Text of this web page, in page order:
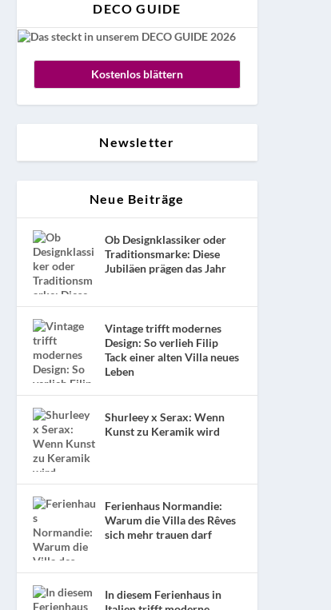
DECO GUIDE
Kostenlos blättern
Newsletter
Neue Beiträge
Ob Designklassiker oder
Traditionsmarke: Diese
Jubiläen prägen das Jahr
Vintage trifft modernes
Design: So verlieh Filip
Tack einer alten Villa neues
Leben
Shurleey x Serax: Wenn
Kunst zu Keramik wird
Ferienhaus Normandie:
Warum die Villa des Rêves
sich mehr trauen darf
In diesem Ferienhaus in